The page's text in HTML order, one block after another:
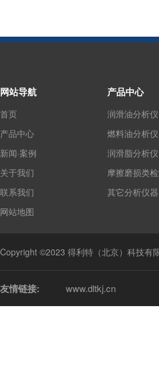
网站导航
首页
产品中心
新闻·案例
关于我们
联系我们
网站地图
产品中心
润滑油分析
燃料油分析
润滑脂分析
摩擦磨损类
其它分析仪器
Copyright ©2023 得利特（北京）科技有
友情链接: www.dltkj.cn